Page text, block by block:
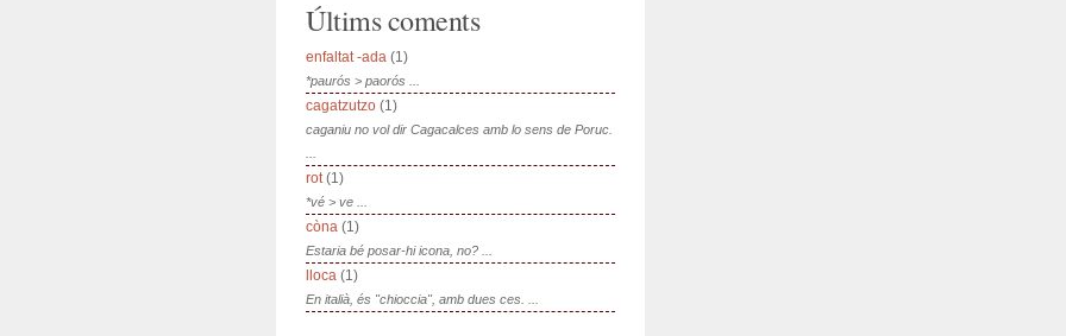
Últims coments
enfaltat -ada (1)
*paurós > paorós ...
cagatzutzo (1)
caganiu no vol dir Cagacalces amb lo sens de Poruc.
rot(1)
*vé > ve ...
còna (1)
Estaria bé posar-hi icona, no? ...
lloca (1)
En italià, és "chioccia", amb dues ces. ...